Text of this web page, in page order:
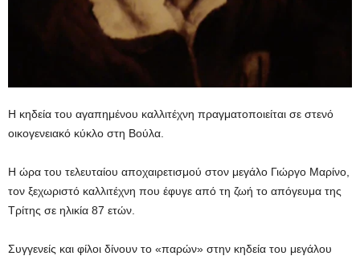
Η κηδεία του αγαπημένου καλλιτέχνη πραγματοποιείται σε στενό
οικογενειακό κύκλο στη Βούλα.
Η ώρα του τελευταίου αποχαιρετισμού στον μεγάλο Γιώργο Μαρίνο,
τον ξεχωριστό καλλιτέχνη που έφυγε από τη ζωή το απόγευμα της
Τρίτης σε ηλικία 87 ετών.
Συγγενείς και φίλοι δίνουν το «παρών» στην κηδεία του μεγάλου